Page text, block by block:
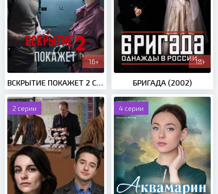
16+
ВСКРЫТИЕ ПОКАЖЕТ 2 СЕЗОН (2021)
18+
БРИГАДА (2002)
2 серии 4 серии